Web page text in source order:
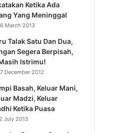
Ketika Ada
Yang Meninggal
March 2013
Talak Satu Dan Dua,
Segera Berpisah,
Istrimu!
December 2012
Basah, Keluar Mani,
Madzi, Keluar
Ketika Puasa
July 2013